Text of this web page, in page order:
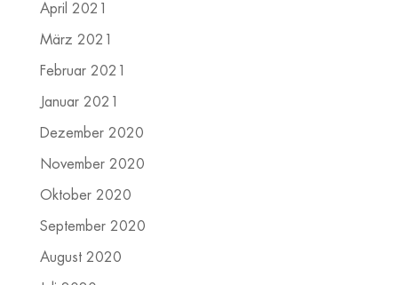
April 2021
März 2021
Februar 2021
Januar 2021
Dezember 2020
November 2020
Oktober 2020
September 2020
August 2020